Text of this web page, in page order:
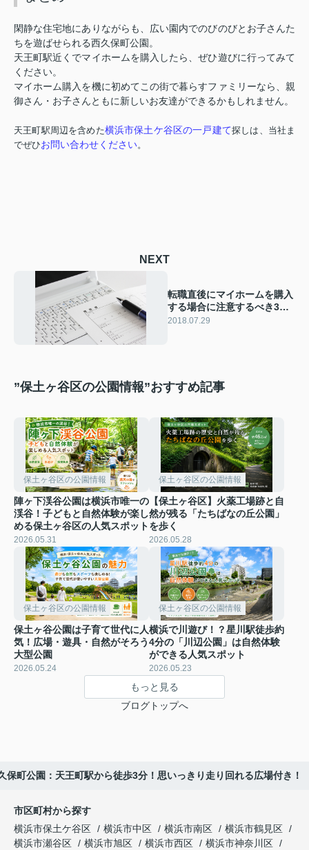
閑静な住宅地にありながらも、広い園内でのびのびとお子さんた
ちを遊ばせられる西久保町公園。
天王町駅近くでマイホームを購入したら、ぜひ遊びに行ってみて
ください。
マイホーム購入を機に初めてこの街で暮らすファミリーなら、親
御さん・お子さんともに新しいお友達ができるかもしれません。
天王町駅周辺を含めた横浜市保土ケ谷区の一戸建て探しは、当社ま
でぜひお問い合わせください。
NEXT
転職直後にマイホームを購入
する場合に注意するべき3つ
の点とは
2018.07.29
”保土ヶ谷区の公園情報”おすすめ記事
保土ヶ谷区の公園情報
陣ヶ下渓谷公園は横浜市唯一の
渓谷！子どもと自然体験が楽し
める保土ヶ谷区の人気スポット
2026.05.31
保土ヶ谷区の公園情報
【保土ヶ谷区】火薬工場跡と自
然が残る「たちばなの丘公園」
を歩く
2026.05.28
保土ヶ谷区の公園情報
保土ヶ谷公園は子育て世代に人
気！広場・遊具・自然がそろう
大型公園
2026.05.24
保土ヶ谷区の公園情報
横浜で川遊び！？星川駅徒歩約
4分の「川辺公園」は自然体験
ができる人気スポット
2026.05.23
もっと見る
ブログトップへ
保町公園：天王町駅から徒歩3分！思いっきり走り回れる広場付き！
市区町村から探す
横浜市保土ケ谷区
横浜市中区 横浜市南区
横浜市鶴見区
横浜市瀬谷区
横浜市旭区 横浜市西区
横浜市神奈川区